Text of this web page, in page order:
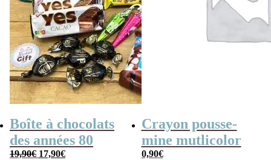
Boîte à chocolats
des années 80
19,90€ Le
17,90€Le
Crayon pousse-
mine mutlicolor
0,90€